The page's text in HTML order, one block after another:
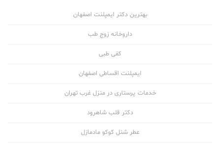
بهترین دکتر ایمپلنت اصفهان
داروخانه زوج طب
کفی طبی
ایمپلنت اقساطی اصفهان
خدمات پرستاری در منزل غرب تهران
دکتر قلب شاهرود
عطر شنل کوکو مادمازل